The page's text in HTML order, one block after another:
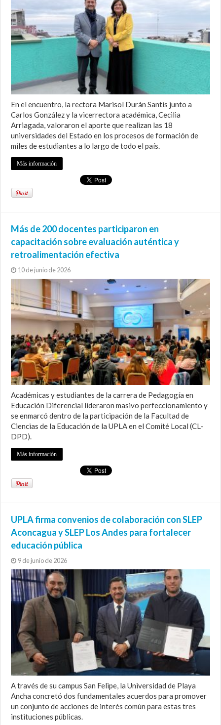
En el encuentro, la rectora Marisol Durán Santis junto a
Carlos González y la vicerrectora académica, Cecilia
Arriagada, valoraron el aporte que realizan las 18
universidades del Estado en los procesos de formación de
miles de estudiantes a lo largo de todo el país.
Más información
Más de 200 docentes participaron en
capacitación sobre evaluación auténtica y
retroalimentación efectiva
10 de junio de 2026
Académicas y estudiantes de la carrera de Pedagogía en
Educación Diferencial lideraron masivo perfeccionamiento y
se enmarcó dentro de la participación de la Facultad de
Ciencias de la Educación de la UPLA en el Comité Local (CL-
DPD).
Más información
UPLA firma convenios de colaboración con SLEP
Aconcagua y SLEP Los Andes para fortalecer
educación pública
9 de junio de 2026
A través de su campus San Felipe, la Universidad de Playa
Ancha concretó dos fundamentales acuerdos para promover
un conjunto de acciones de interés común para estas tres
instituciones públicas.